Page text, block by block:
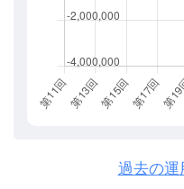
過去の運